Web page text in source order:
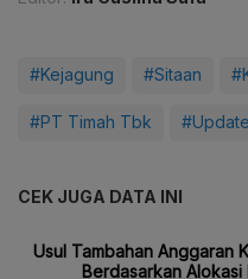
#Kejagung #Sitaan
#PT Timah Tbk
CEK JUGA DATA INI